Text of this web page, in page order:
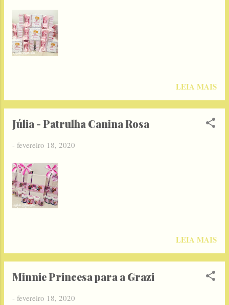
LEIA MAIS
Júlia - Patrulha Canina Rosa
- fevereiro 18, 2020
LEIA MAIS
Minnie Princesa para a Grazi
- fevereiro 18, 2020